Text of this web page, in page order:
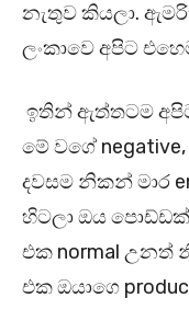
නැතුව කියලා.
ලංකාවෙ අපිට
ඉතින් ඇත්තටම
මේ වගේ
දවසම නිකන් මාර
හිටලා ඔය
එක normal උනත්
එක ඔයාගෙ